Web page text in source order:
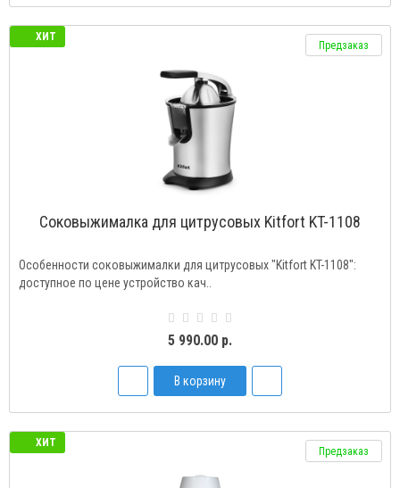
ХИТ
Предзаказ
Соковыжималка для цитрусовых Kitfort KT-1108
Особенности соковыжималки для цитрусовых "Kitfort KT-1108":
доступное по цене устройство кач..
5 990.00 р.
В корзину
ХИТ
Предзаказ